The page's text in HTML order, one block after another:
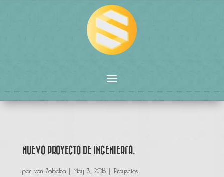
NUEVO PROYECTO DE INGENIERÍA.
por Ivan Zabalza| May 31, 2016| Proyectos